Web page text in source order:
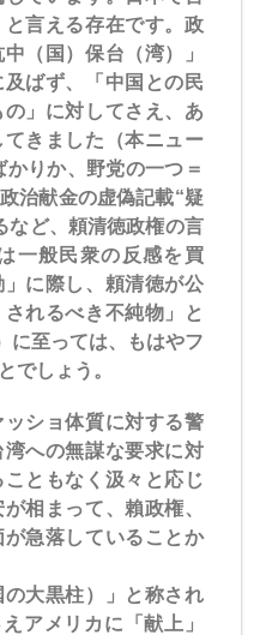
言える存在です。政
（国）保台（湾）」
ばず、「中国との民
」に対してさえ、あ
きました（本ニュー
りか、野党の一つ＝
治献金の虚偽記載“疑
など、頼清徳政権の言
一般民衆の反感を買
に際し、頼清徳が公
れるべき不純物」と
に至っては、もはやフ
でしょう。
ショ体質に対する警
への無謀な要求に対
ともなく汲々と応じ
相まって、賴政権、
急落していることか
大黒柱）」と称され
アメリカに「献上」